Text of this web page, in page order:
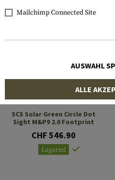
HOLOSUN
SCS Solar Green Circle Dot
Sight M&P9 2.0 Footprint
CHF 546.90
Lagernd
Mailchimp Connected Site
AUSWAHL
ALLE